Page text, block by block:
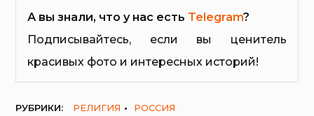
А вы знали, что у нас есть Telegram?
Подписывайтесь, если вы ценитель
красивых фото и интересных историй!
РУБРИКИ: РЕЛИГИЯ
РОССИЯ